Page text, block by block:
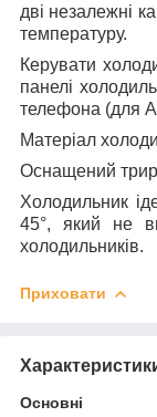
дві незалежні
температуру.
Керувати
панелі
телефона (для
Матеріал
Оснащений
Холодильник
45°, який не
холодильників.
Приховати
Основні